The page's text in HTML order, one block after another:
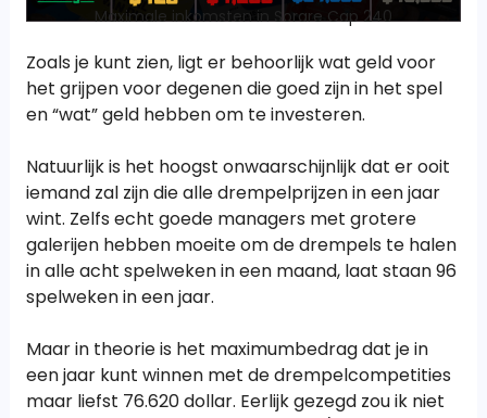
Maximale inkomsten in Sorare Cap 240
Zoals je kunt zien, ligt er behoorlijk wat geld voor
het grijpen voor degenen die goed zijn in het spel
en “wat” geld hebben om te investeren.
Natuurlijk is het hoogst onwaarschijnlijk dat er ooit
iemand zal zijn die alle drempelprijzen in een jaar
wint. Zelfs echt goede managers met grotere
galerijen hebben moeite om de drempels te halen
in alle acht spelweken in een maand, laat staan 96
spelweken in een jaar.
Maar in theorie is het maximumbedrag dat je in
een jaar kunt winnen met de drempelcompetities
maar liefst 76.620 dollar. Eerlijk gezegd zou ik niet